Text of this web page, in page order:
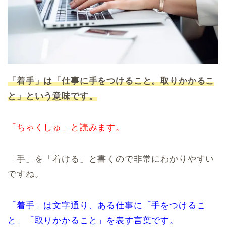
「着手」は「仕事に手をつけること。取りかかるこ
と」という意味です。
「ちゃくしゅ」と読みます。
「手」を「着ける」と書くので非常にわかりやすい
ですね。
「着手」は文字通り、ある仕事に「手をつけるこ
と」「取りかかること」を表す言葉です。